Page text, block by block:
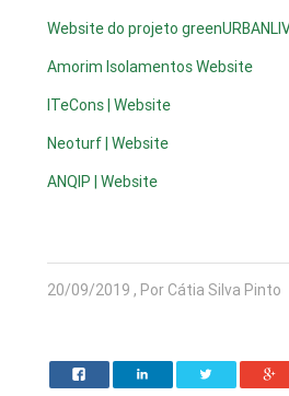
Website do projeto
Amorim Isolamentos Website
ITeCons | Website
Neoturf | Website
ANQIP | Website
20/09/2019 , Por Cátia Silva Pinto